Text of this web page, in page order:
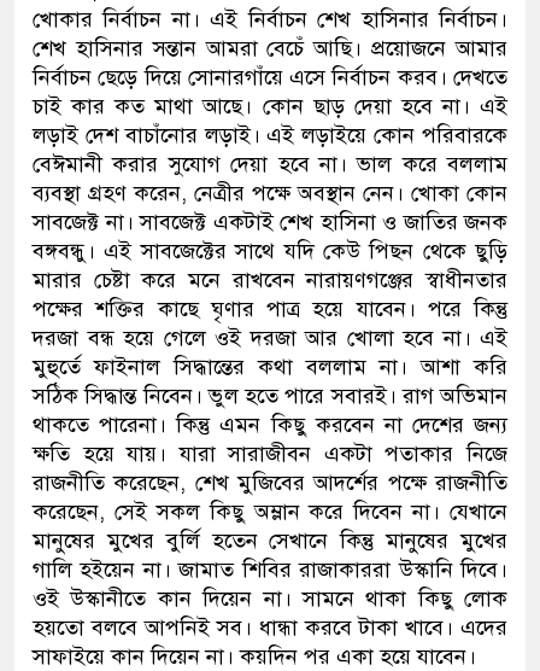
খোকার নির্বাচন না। এই নির্বাচন শেখ হাসিনার নির্বাচন।
শেখ হাসিনার সন্তান আমরা বেচেঁ আছি। প্রয়োজনে আমার
নির্বাচন ছেড়ে দিয়ে সোনারগাঁয়ে এসে নির্বাচন করব। দেখতে
চাই কার কত মাথা আছে। কোন ছাড় দেয়া হবে না। এই
লড়াই দেশ বাচাঁনোর লড়াই। এই লড়াইয়ে কোন পরিবারকে
বেঈমানী করার সুযোগ দেয়া হবে না। ভাল করে বললাম
ব্যবস্থা গ্রহণ করেন, নেত্রীর পক্ষে অবস্থান নেন। খোকা কোন
সাবজেক্ট না। সাবজেক্ট একটাই শেখ হাসিনা ও জাতির জনক
বঙ্গবন্ধু। এই সাবজেক্টের সাথে যদি কেউ পিছন থেকে ছুড়ি
মারার চেষ্টা করে মনে রাখবেন নারায়ণগঞ্জের স্বাধীনতার
পক্ষের শক্তির কাছে ঘৃণার পাত্র হয়ে যাবেন। পরে কিন্তু
দরজা বন্ধ হয়ে গেলে ওই দরজা আর খোলা হবে না। এই
মুহুর্তে ফাইনাল সিদ্ধান্তের কথা বললাম না। আশা করি
সঠিক সিদ্ধান্ত নিবেন। ভুল হতে পারে সবারই। রাগ অভিমান
থাকতে পারেনা। কিন্তু এমন কিছু করবেন না দেশের জন্য
ক্ষতি হয়ে যায়। যারা সারাজীবন একটা পতাকার নিজে
রাজনীতি করেছেন, শেখ মুজিবের আদর্শের পক্ষে রাজনীতি
করেছেন, সেই সকল কিছু অম্লান করে দিবেন না। যেখানে
মানুষের মুখের বুর্লি হতেন সেখানে কিন্তু মানুষের মুখের
গালি হইয়েন না। জামাত শিবির রাজাকাররা উস্কানি দিবে।
ওই উস্কানীতে কান দিয়েন না। সামনে থাকা কিছু লোক
হয়তো বলবে আপনিই সব। ধান্ধা করবে টাকা খাবে। এদের
সাফাইয়ে কান দিয়েন না। কয়দিন পর একা হয়ে যাবেন।